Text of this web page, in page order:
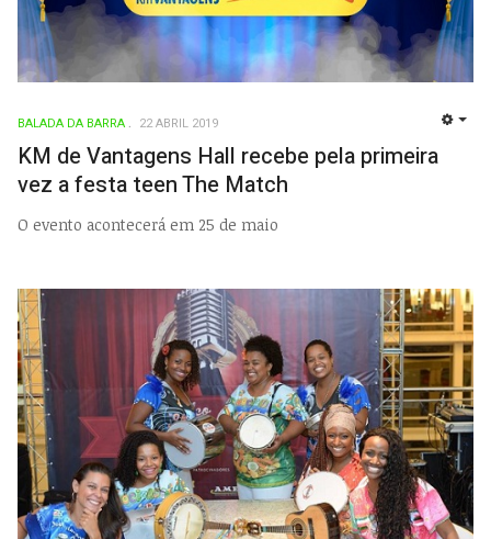
BALADA DA BARRA 22 ABRIL 2019
KM de Vantagens Hall recebe pela primeira
vez a festa teen The Match
O evento acontecerá em 25 de maio